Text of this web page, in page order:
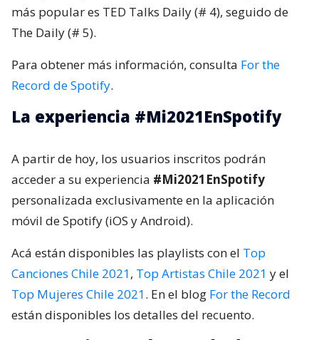
más popular es TED Talks Daily (# 4), seguido de
The Daily (# 5).
Para obtener más información, consulta For the
Record de Spotify.
La experiencia #Mi2021EnSpotify
A partir de hoy, los usuarios inscritos podrán
acceder a su experiencia #Mi2021EnSpotify
personalizada exclusivamente en la aplicación
móvil de Spotify (iOS y Android).
Acá están disponibles las playlists con el Top
Canciones Chile 2021, Top Artistas Chile 2021 y el
Top Mujeres Chile 2021. En el blog For the Record
están disponibles los detalles del recuento.